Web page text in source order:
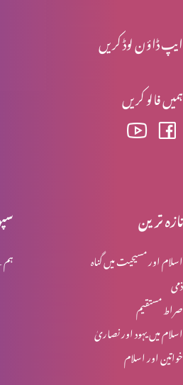
نوح کے ایام اور آج کے ایام میں
ابنِ آدم کے دنو ں میں کیا ہوگا؟
نفالیم کے بارے میں وضاحت
ایپ ڈاؤن لوڈ کریں
ہمیں فالو کریں
تازہ ترین
اسلام اور مسیحیت میں گناہ
ذمی
صراط مستقیم
اسلام میں یہود اور نصاریٰ
خواتین اور اسلام